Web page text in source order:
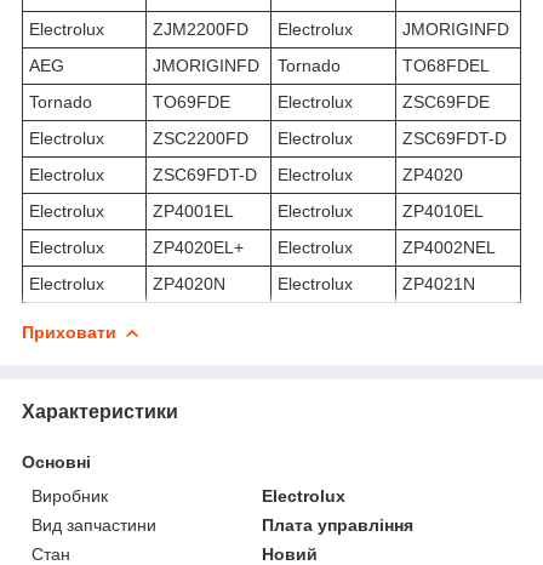
Electrolux
ZJM2200FD Electrolux
JMORIGINFD
AEG
JMORIGINFD Tornado
TO68FDEL
Tornado
TO69FDE Electrolux
ZSC69FDE
Electrolux
ZSC2200FD Electrolux
ZSC69FDT-D
Electrolux
ZSC69FDT-D Electrolux
ZP4020
Electrolux
ZP4001EL Electrolux
ZP4010EL
Electrolux
ZP4020EL+ Electrolux
ZP4002NEL
Electrolux
ZP4020N Electrolux ZP4021N
Приховати
Характеристики
Основні
Виробник
Electrolux
Вид запчастини
Плата управління
Стан
Новий